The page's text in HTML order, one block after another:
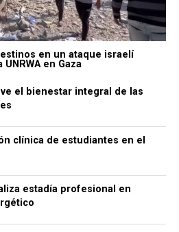
en un ataque israelí
en Gaza
el bienestar integral de las
clínica de estudiantes en el
estadía profesional en